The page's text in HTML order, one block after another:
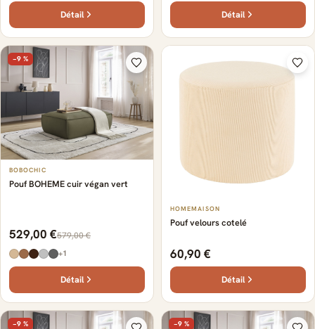
Détail Détail
−9 %
BOBOCHIC
Pouf BOHEME cuir végan vert
529,00 €579,00 €
+1
Détail
HOMEMAISON
Pouf velours cotelé
60,90 €
Détail
−9 % −9 %